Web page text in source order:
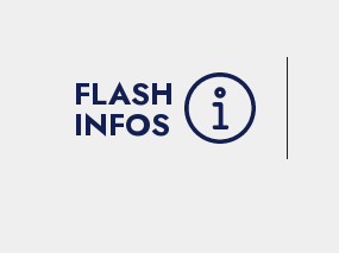
FLASH
INFOS